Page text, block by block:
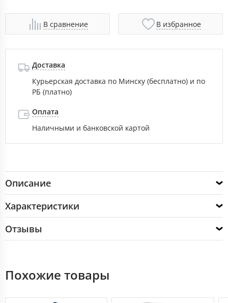
В сравнение В избранное
Доставка
Курьерская доставка по Минску (бесплатно) и по
РБ (платно)
Оплата
Наличными и банковской картой
Описание
Характеристики
Отзывы
Похожие товары